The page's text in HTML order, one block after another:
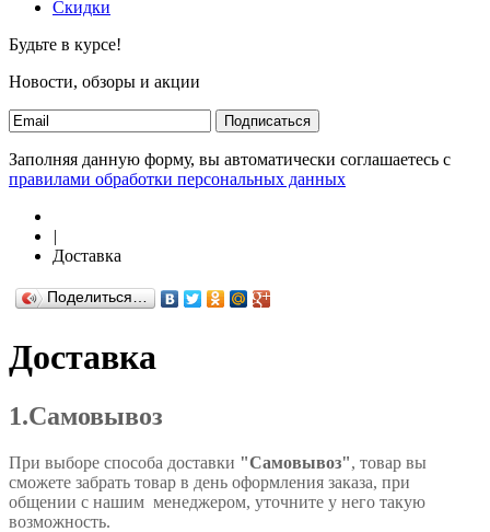
Скидки
Будьте в курсе!
Новости, обзоры и акции
Подписаться
Заполняя данную форму, вы автоматически соглашаетесь с
правилами обработки персональных данных
|
Доставка
Поделиться…
Доставка
1.Самовывоз
При выборе способа доставки "Самовывоз", товар вы
сможете забрать товар в день оформления заказа, при
общении с нашим менеджером, уточните у него такую
возможность.